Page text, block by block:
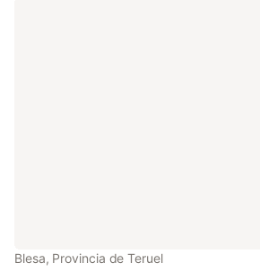
Blesa, Provincia de Teruel